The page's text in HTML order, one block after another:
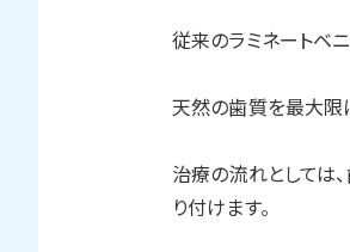
従来のラミネートベ
天然の歯質を最大限
治療の流れとしては
り付けます。